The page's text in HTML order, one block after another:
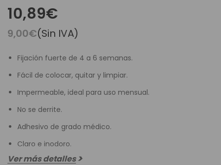
10,89€
9,00€(Sin IVA)
Fijación fuerte de 4 a 6 semanas.
Fácil de colocar, quitar y limpiar.
Impermeable, ideal para uso mensual.
No se derrite.
Adhesivo de grado médico.
Claro e inodoro.
Ver más detalles